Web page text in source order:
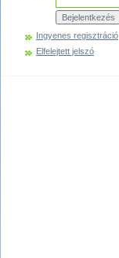
Ingyenes regisztráció
Elfelejtett jelszó